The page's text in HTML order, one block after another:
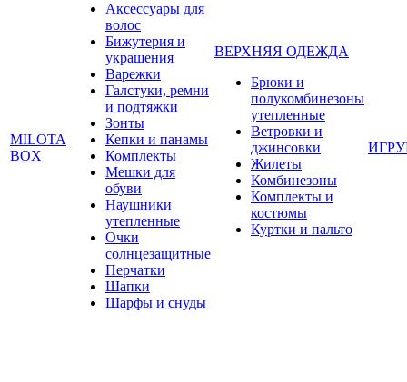
MILOTA
BOX
Аксессуары для
волос
Бижутерия и
украшения
Варежки
Галстуки, ремни
и подтяжки
Зонты
Кепки и панамы
Комплекты
Мешки для
обуви
Наушники
утепленные
Очки
солнцезащитные
Перчатки
Шапки
Шарфы и снуды
ВЕРХНЯЯ ОДЕЖДА
Брюки и
полукомбинезоны
утепленные
Ветровки и
джинсовки
Жилеты
Комбинезоны
Комплекты и
костюмы
Куртки и пальто